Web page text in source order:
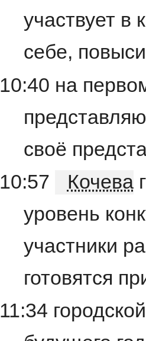
участвует в
себе,
10:40 на
своё
10:57
Кочева
уровень
участники
готовятся
11:34